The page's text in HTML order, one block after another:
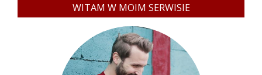
WITAM W MOIM SERWISIE